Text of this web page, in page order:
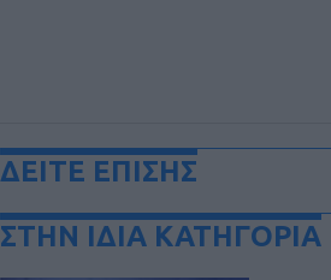
ΔΕΙΤΕ ΕΠΙΣΗΣ
ΣΤΗΝ ΙΔΙΑ ΚΑΤΗΓΟΡΙΑ